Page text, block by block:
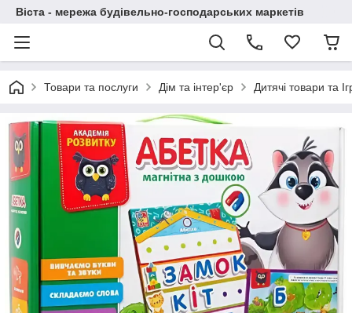
Віста - мережа будівельно-господарських маркетів
Товари та послуги Дім та інтер'єр Дитячі товари та